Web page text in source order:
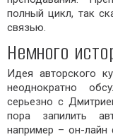
полный цикл, так
связью.
Немного
Идея авторского
неоднократно
серьезно с
пора запилить
например – он-лайн